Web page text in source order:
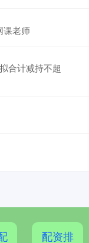
课老师
合计减持不超
配资排